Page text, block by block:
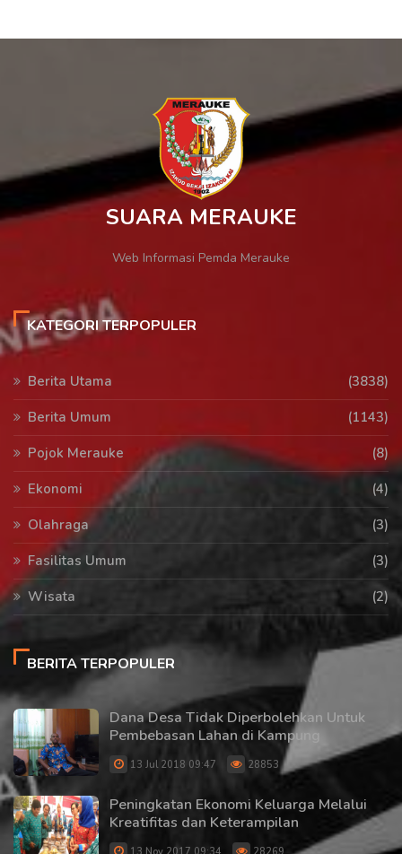
SUARA MERAUKE
Web Informasi Pemda Merauke
KATEGORI TERPOPULER
Berita Utama
(3838)
Berita Umum
(1143)
Pojok Merauke
(8)
Ekonomi
(4)
Olahraga
(3)
Fasilitas Umum
(3)
Wisata
(2)
BERITA TERPOPULER
Dana Desa Tidak Diperbolehkan Untuk
Pembebasan Lahan di Kampung
13 Jul 2018 09:47 28853
Peningkatan Ekonomi Keluarga Melalui
Kreatifitas dan Keterampilan